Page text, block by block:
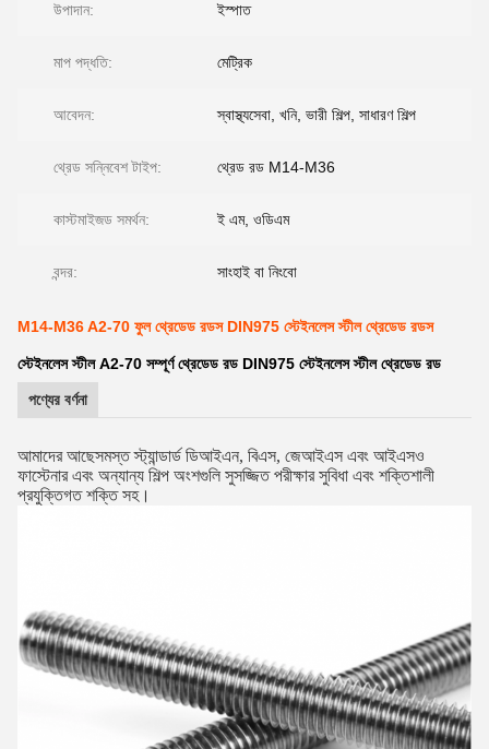
উপাদান: ইস্পাত
মাপ পদ্ধতি: মেট্রিক
আবেদন: স্বাস্থ্যসেবা, খনি, ভারী শিল্প, সাধারণ শিল্প
থ্রেড সন্নিবেশ টাইপ: থ্রেড রড M14-M36
কাস্টমাইজড সমর্থন: ই এম, ওডিএম
বন্দর: সাংহাই বা নিংবো
M14-M36 A2-70 ফুল থ্রেডেড রডস DIN975 স্টেইনলেস স্টীল থ্রেডেড রডস
স্টেইনলেস স্টীল A2-70 সম্পূর্ণ থ্রেডেড রড DIN975 স্টেইনলেস স্টীল থ্রেডেড রড
পণ্যের বর্ণনা
আমাদের আছেসমস্ত স্ট্যান্ডার্ড ডিআইএন, বিএস, জেআইএস এবং আইএসও
ফাস্টেনার এবং অন্যান্য শিল্প অংশগুলি সুসজ্জিত পরীক্ষার সুবিধা এবং শক্তিশালী
প্রযুক্তিগত শক্তি সহ।